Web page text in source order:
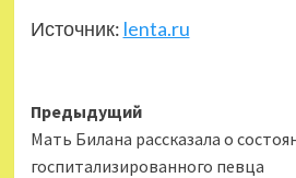
Источник: lenta.ru
Навигация
записи
Предыдущий
Мать Билана рассказала о
госпитализированного певца